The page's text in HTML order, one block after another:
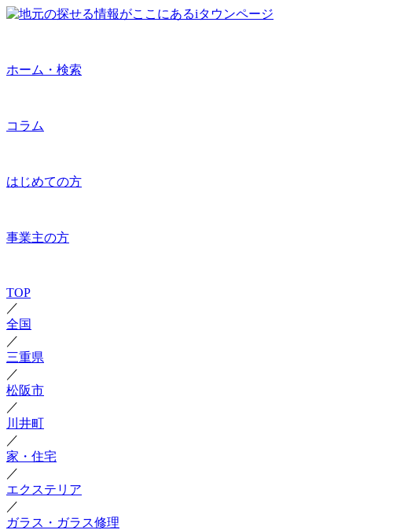
ホーム・検索
コラム
はじめての方
事業主の方
TOP
／
全国
／
三重県
／
松阪市
／
川井町
／
家・住宅
／
エクステリア
／
ガラス・ガラス修理